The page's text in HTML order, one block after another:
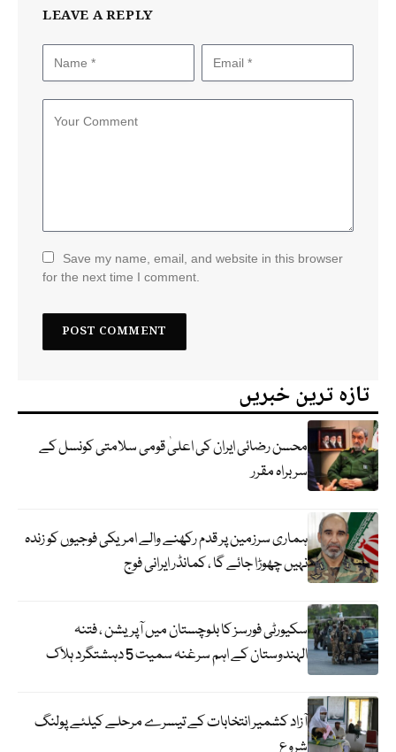
LEAVE A REPLY
Save my name, email, and website in this browser
for the next time I comment.
تازہ ترین خبریں
محسن رضائی ایران کی اعلیٰ قومی سلامتی کونسل کے
سربراہ مقرر
ہماری سرزمین پر قدم رکھنے والے امریکی فوجیوں کو زندہ
نہیں چھوڑا جائے گا ، کمانڈر ایرانی فوج
سکیورٹی فورسز کا بلوچستان میں آپریشن ، فتنہ
الہندوستان کے اہم سرغنہ سمیت 5 دہشتگرد ہلاک
آزاد کشمیر انتخابات کے تیسرے مرحلے کیلئے پولنگ
شروع